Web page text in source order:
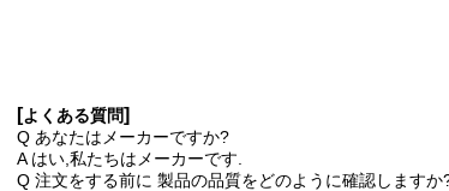
[よくある質問]
Q あなたはメーカーですか?
A はい,私たちはメーカーです.
Q 注文をする前に 製品の品質をどのように確認しますか